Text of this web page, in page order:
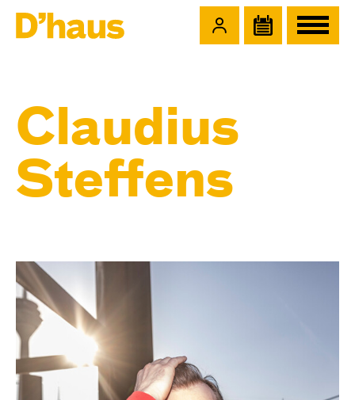
Claudius
Steffens